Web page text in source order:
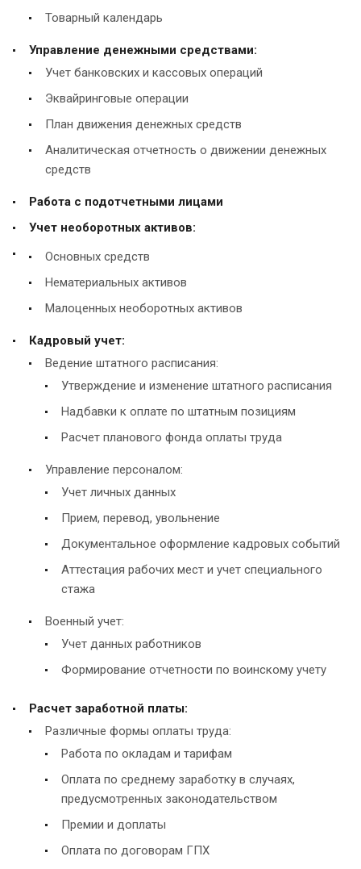
Товарный календарь
Управление денежными средствами:
Учет банковских и кассовых операций
Эквайринговые операции
План движения денежных средств
Аналитическая отчетность о движении денежных
средств
Работа с подотчетными лицами
Учет необоротных активов:
Основных средств
Нематериальных активов
Малоценных необоротных активов
Кадровый учет:
Ведение штатного расписания:
Утверждение и изменение штатного расписания
Надбавки к оплате по штатным позициям
Расчет планового фонда оплаты труда
Управление персоналом:
Учет личных данных
Прием, перевод, увольнение
Документальное оформление кадровых событий
Аттестация рабочих мест и учет специального
стажа
Военный учет:
Учет данных работников
Формирование отчетности по воинскому учету
Расчет заработной платы:
Различные формы оплаты труда:
Работа по окладам и тарифам
Оплата по среднему заработку в случаях,
предусмотренных законодательством
Премии и доплаты
Оплата по договорам ГПХ